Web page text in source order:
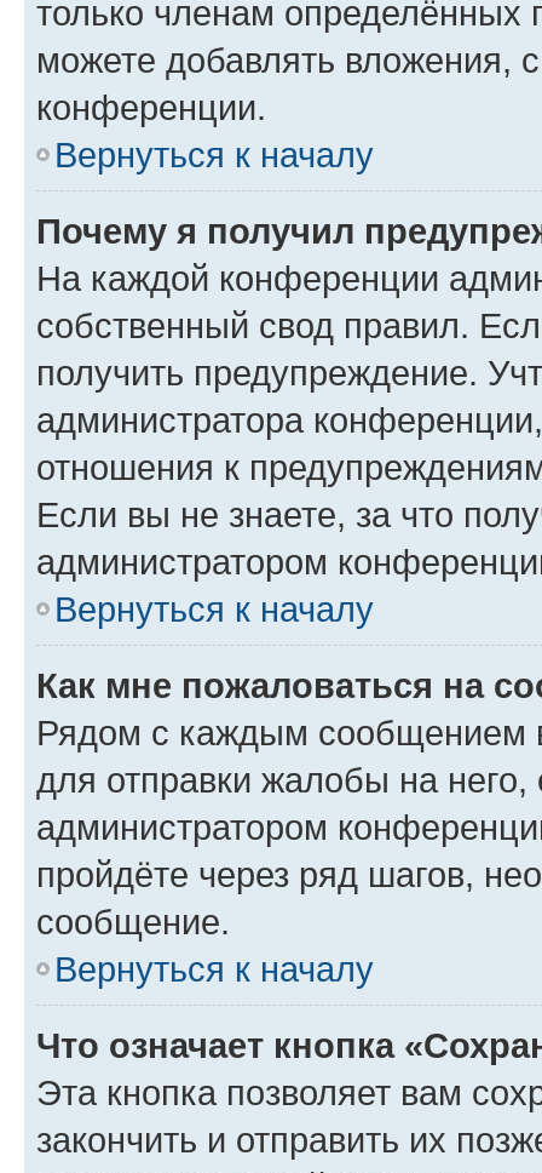
только членам определённых
можете добавлять вложения,
конференции.
Вернуться к началу
Почему я получил
На каждой конференции
собственный свод правил.
получить предупреждение.
администратора
отношения к
Если вы не знаете, за что
администратором
Вернуться к началу
Как мне пожаловаться на
Рядом с каждым сообщением
для отправки жалобы на
администратором
пройдёте через ряд шагов,
сообщение.
Вернуться к началу
Что означает кнопка
Эта кнопка позволяет вам
закончить и отправить их